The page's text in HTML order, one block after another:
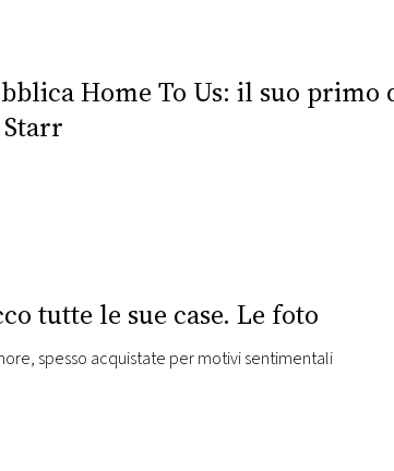
Home To Us: il suo primo
tutte le sue case. Le foto
spesso acquistate per motivi sentimentali